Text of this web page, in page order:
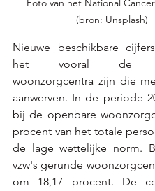
Foto van het National
(bron: Unsplash)
Nieuwe beschikbare
het vooral de
woonzorgcentra zijn die
aanwerven. In de periode
bij de openbare
procent van het totale
de lage wettelijke norm.
vzw's gerunde
om 18,17 procent. De